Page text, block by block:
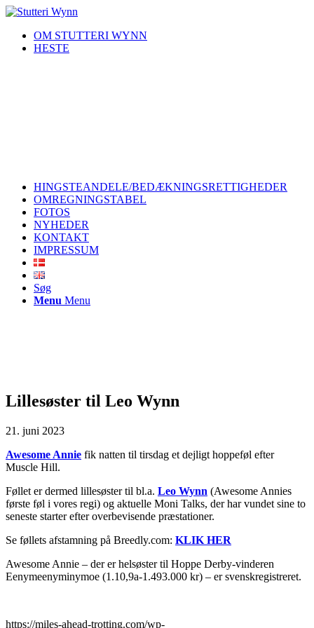
OM STUTTERI WYNN
HESTE
HINGSTEANDELE/BEDÆKNINGSRETTIGHEDER
OMREGNINGSTABEL
FOTOS
NYHEDER
KONTAKT
IMPRESSUM
Søg
Menu Menu
Lillesøster til Leo Wynn
21. juni 2023
Awesome Annie fik natten til tirsdag et dejligt hoppeføl efter
Muscle Hill.
Føllet er dermed lillesøster til bl.a. Leo Wynn (Awesome Annies
første føl i vores regi) og aktuelle Moni Talks, der har vundet sine to
seneste starter efter overbevisende præstationer.
Se føllets afstamning på Breedly.com: KLIK HER
Awesome Annie – der er helsøster til Hoppe Derby-vinderen
Eenymeenyminymoe (1.10,9a-1.493.000 kr) – er svenskregistreret.
https://miles-ahead-trotting.com/wp-